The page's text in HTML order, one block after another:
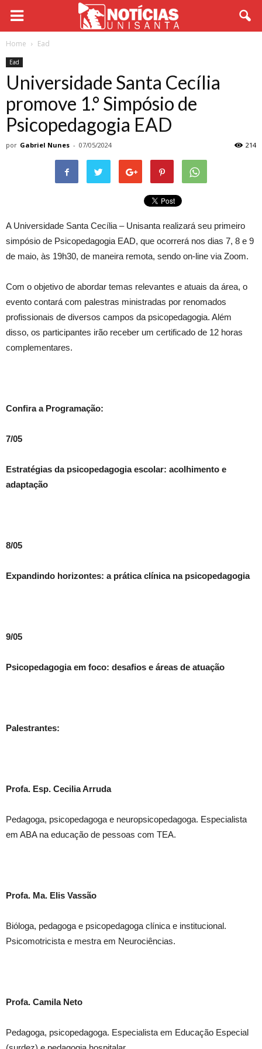
Home Ead
Ead
Universidade Santa Cecília
promove 1.° Simpósio de
Psicopedagogia EAD
por Gabriel Nunes - 07/05/2024 214
A Universidade Santa Cecília – Unisanta realizará seu primeiro
simpósio de Psicopedagogia EAD, que ocorrerá nos dias 7, 8 e 9
de maio, às 19h30, de maneira remota, sendo on-line via Zoom.
Com o objetivo de abordar temas relevantes e atuais da área, o
evento contará com palestras ministradas por renomados
profissionais de diversos campos da psicopedagogia. Além
disso, os participantes irão receber um certificado de 12 horas
complementares.
Confira a Programação:
7/05
Estratégias da psicopedagogia escolar: acolhimento e
adaptação
8/05
Expandindo horizontes: a prática clínica na psicopedagogia
9/05
Psicopedagogia em foco: desafios e áreas de atuação
Palestrantes:
Profa. Esp. Cecilia Arruda
Pedagoga, psicopedagoga e neuropsicopedagoga. Especialista
em ABA na educação de pessoas com TEA.
Profa. Ma. Elis Vassão
Bióloga, pedagoga e psicopedagoga clínica e institucional.
Psicomotricista e mestra em Neurociências.
Profa. Camila Neto
Pedagoga, psicopedagoga. Especialista em Educação Especial